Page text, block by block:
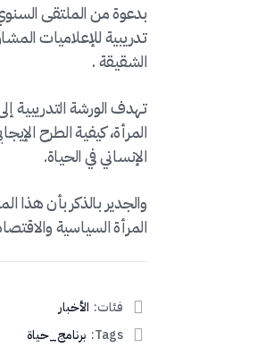
بدعوة من الملتقى
الشقيقة .
تهدف الورشة التدريبية
المرأة، كيفية الطرح
الإنساني في الحياة.
والجدير بالذكر بأن هذا
المرأة السياسية
فئات: الأخبار
Tags: برنامج_حياة